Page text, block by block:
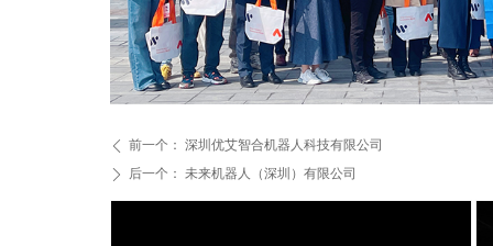
ꄴ 前一个： 深圳优艾智合机器人科技有限公司
ꄲ 后一个： 未来机器人（深圳）有限公司